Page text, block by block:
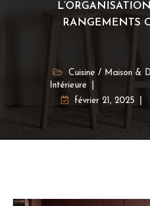
RANGEMENTS
Cuisine / Maison &
Intérieure
février 21, 2025